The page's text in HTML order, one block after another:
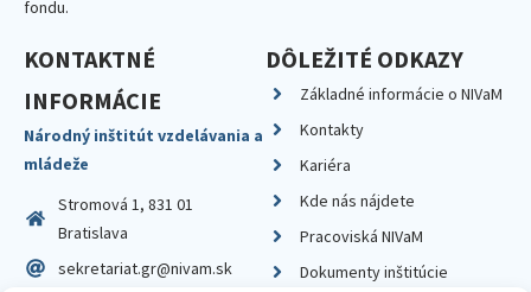
fondu.
KONTAKTNÉ
INFORMÁCIE
Národný inštitút vzdelávania a
mládeže
Stromová 1, 831 01
Bratislava
sekretariat.gr@nivam.sk
DÔLEŽITÉ ODKAZY
Základné informácie o NIVaM
Kontakty
Kariéra
Kde nás nájdete
Pracoviská NIVaM
Dokumenty inštitúcie